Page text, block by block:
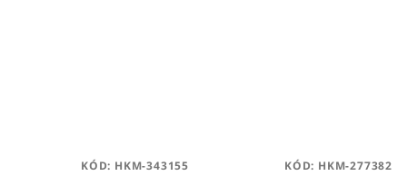
KÓD: HKM-343155 KÓD: HKM-277382